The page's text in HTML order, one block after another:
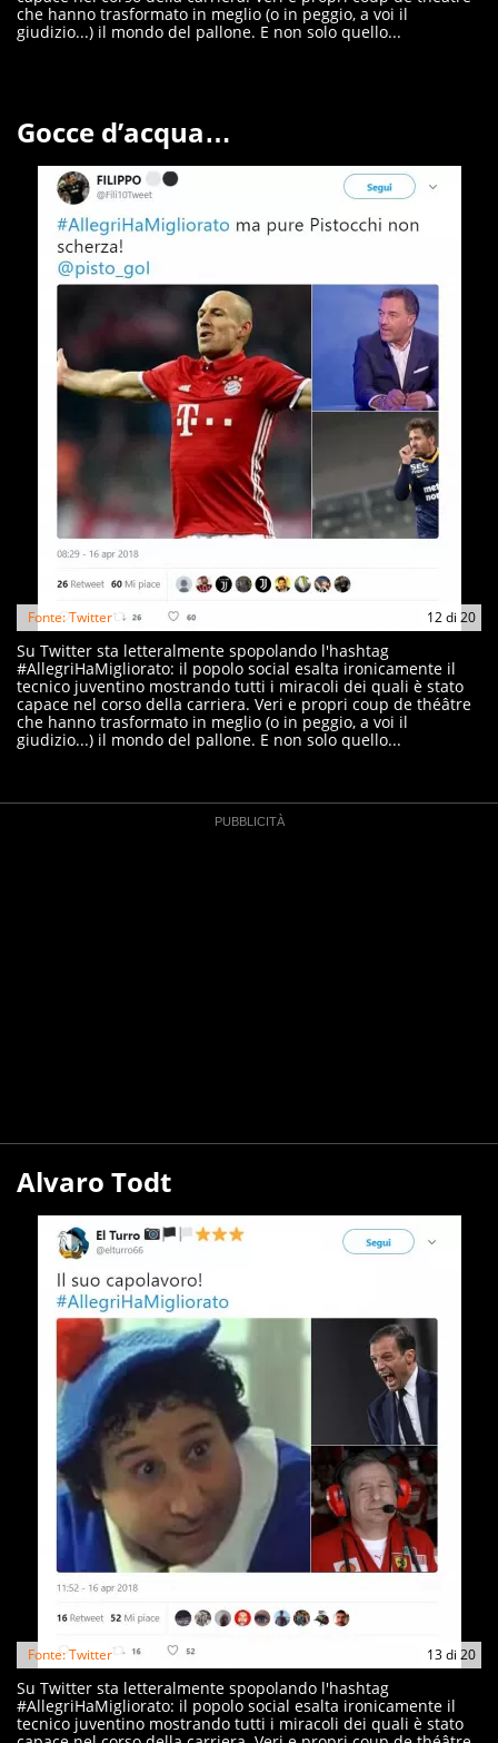
che hanno trasformato in meglio (o in peggio, a voi il
giudizio...) il mondo del pallone. E non solo quello...
Gocce d’acqua…
12di 20
Fonte: Twitter
Su Twitter sta letteralmente spopolando l'hashtag
#AllegriHaMigliorato: il popolo social esalta ironicamente il
tecnico juventino mostrando tutti i miracoli dei quali è stato
capace nel corso della carriera. Veri e propri coup de théâtre
che hanno trasformato in meglio (o in peggio, a voi il
giudizio...) il mondo del pallone. E non solo quello...
Alvaro Todt
13di 20
Fonte: Twitter
Su Twitter sta letteralmente spopolando l'hashtag
#AllegriHaMigliorato: il popolo social esalta ironicamente il
tecnico juventino mostrando tutti i miracoli dei quali è stato